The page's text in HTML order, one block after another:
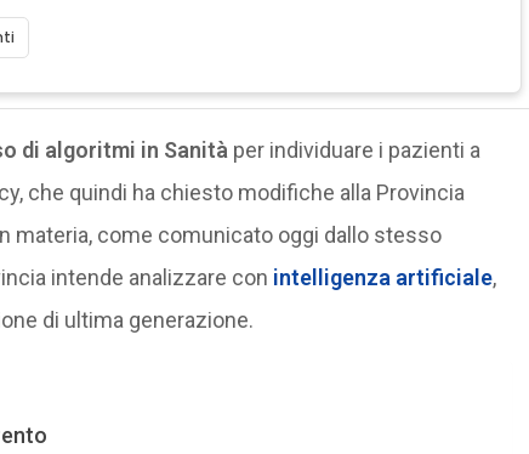
di algoritmi in Sanità per individuare i pazienti a
che quindi ha chiesto modifiche alla Provincia
materia, come comunicato oggi dallo stesso
intende analizzare con intelligenza artificiale,
di ultima generazione.